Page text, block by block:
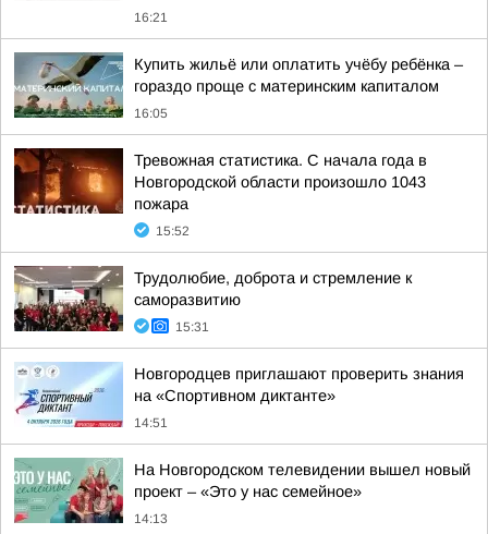
16:21
Купить жильё или оплатить учёбу ребёнка –
гораздо проще с материнским капиталом
16:05
Тревожная статистика. С начала года в
Новгородской области произошло 1043
пожара
15:52
Трудолюбие, доброта и стремление к
саморазвитию
15:31
Новгородцев приглашают проверить знания
на «Спортивном диктанте»
14:51
На Новгородском телевидении вышел новый
проект – «Это у нас семейное»
14:13